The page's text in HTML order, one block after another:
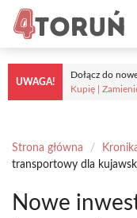
Przejdź
treści
UWAGA!
Dołącz do
Kupię |
Strona główna /
transportowy dla
Nowe